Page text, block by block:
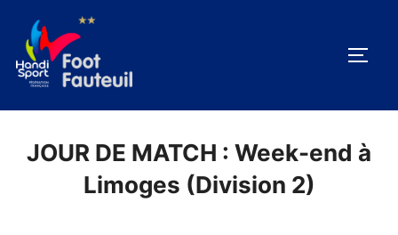
contenu
JOUR DE MATCH : Week-end à
Limoges (Division 2)